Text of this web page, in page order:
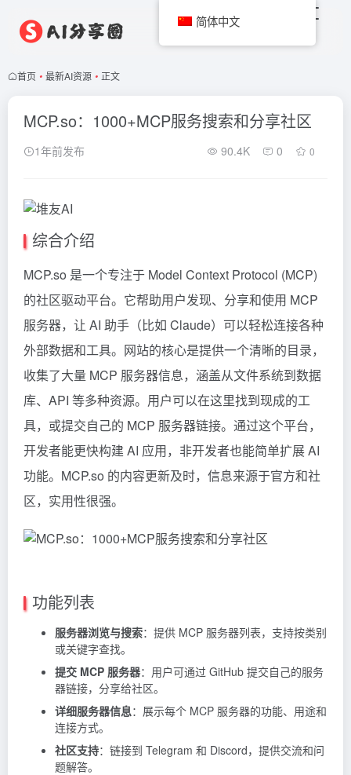
首页 • 最新AI资源 • 正文
MCP.so：1000+MCP服务搜索和分享社区
1年前发布 90.4K 0 0
综合介绍
MCP.so 是一个专注于 Model Context Protocol (MCP)
的社区驱动平台。它帮助用户发现、分享和使用 MCP
服务器，让 AI 助手（比如 Claude）可以轻松连接各种
外部数据和工具。网站的核心是提供一个清晰的目录，
收集了大量 MCP 服务器信息，涵盖从文件系统到数据
库、API 等多种资源。用户可以在这里找到现成的工
具，或提交自己的 MCP 服务器链接。通过这个平台，
开发者能更快构建 AI 应用，非开发者也能简单扩展 AI
功能。MCP.so 的内容更新及时，信息来源于官方和社
区，实用性很强。
功能列表
服务器浏览与搜索：提供 MCP 服务器列表，支持按类别
或关键字查找。
提交 MCP 服务器：用户可通过 GitHub 提交自己的服务
器链接，分享给社区。
详细服务器信息：展示每个 MCP 服务器的功能、用途和
连接方式。
社区支持：链接到 Telegram 和 Discord，提供交流和问
题解答。
简体中文